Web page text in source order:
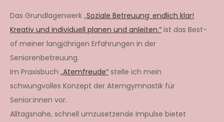
Das Grundlagenwerk „Soziale Betreuung: endlich klar!
Kreativ und individuell planen und anleiten.“ ist das Best-
of meiner langjährigen Erfahrungen in der
Seniorenbetreuung.
Im Praxisbuch „Atemfreude“ stelle ich mein
schwungvolles Konzept der Atemgymnastik für
Senior:innen vor.
Alltagsnahe, schnell umzusetzende Impulse bietet